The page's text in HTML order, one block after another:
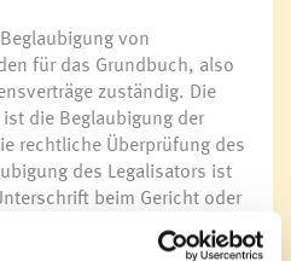
von
für das Grundbuch, also
zuständig. Die
die Beglaubigung der
rechtliche Überprüfung des
des Legalisators ist
beim Gericht oder